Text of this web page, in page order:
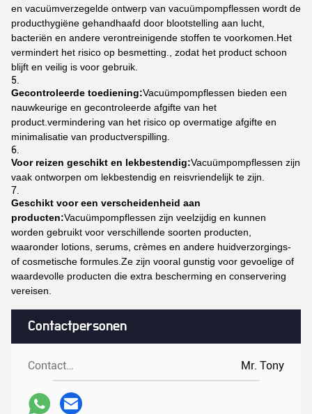
Contactpersonen
Contactpersonen: Mr. Tony
en vacuümverzegelde ontwerp van vacuümpompflessen wordt de
producthygiëne gehandhaafd door blootstelling aan lucht,
bacteriën en andere verontreinigende stoffen te voorkomen.Het
vermindert het risico op besmetting., zodat het product schoon
blijft en veilig is voor gebruik.
Gecontroleerde toediening:Vacuümpompflessen bieden een
nauwkeurige en gecontroleerde afgifte van het
product.vermindering van het risico op overmatige afgifte en
minimalisatie van productverspilling.
Voor reizen geschikt en lekbestendig:Vacuümpompflessen zijn
vaak ontworpen om lekbestendig en reisvriendelijk te zijn.
Geschikt voor een verscheidenheid aan
producten:Vacuümpompflessen zijn veelzijdig en kunnen
worden gebruikt voor verschillende soorten producten,
waaronder lotions, serums, crèmes en andere huidverzorgings-
of cosmetische formules.Ze zijn vooral gunstig voor gevoelige of
waardevolle producten die extra bescherming en conservering
vereisen.